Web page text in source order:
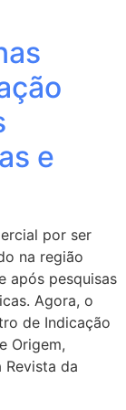
e
por ser
na região
após pesquisas
Agora, o
de Indicação
Origem,
da